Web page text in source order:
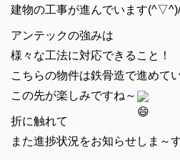
建物の工事が進んでいます(^▽^)/
アンテックの強みは
様々な工法に対応できること！
こちらの物件は鉄骨造で進めてい
この先が楽しみですね～
折に触れて
また進捗状況をお知らせしま～